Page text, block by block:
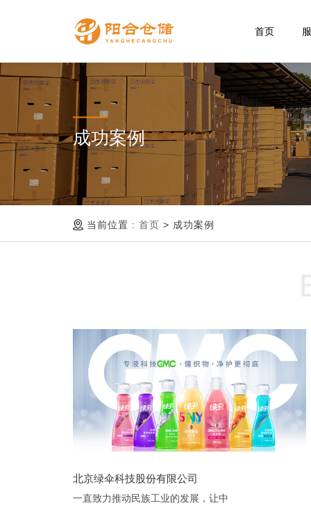
首页
成功案例
当前位置 : 首页 > 成功案例
北京绿伞科技股份有限公司
一直致力推动民族工业的发展，让中